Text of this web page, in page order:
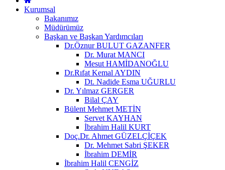
Kurumsal
Bakanımız
Müdürümüz
Başkan ve Başkan Yardımcıları
Dr.Öznur BULUT GAZANFER
Dr. Murat MANCI
Mesut HAMİDANOĞLU
Dr.Rıfat Kemal AYDIN
Dt. Nadide Esma UĞURLU
Dr. Yılmaz GERGER
Bilal ÇAY
Bülent Mehmet METİN
Servet KAYHAN
İbrahim Halil KURT
Doç.Dr. Ahmet GÜZELÇİÇEK
Dr. Mehmet Sabri ŞEKER
İbrahim DEMİR
İbrahim Halil CENGİZ